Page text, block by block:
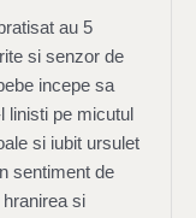
au 5
si senzor de
incepe sa
linisti pe micutul
si iubit ursulet
sentiment de
si